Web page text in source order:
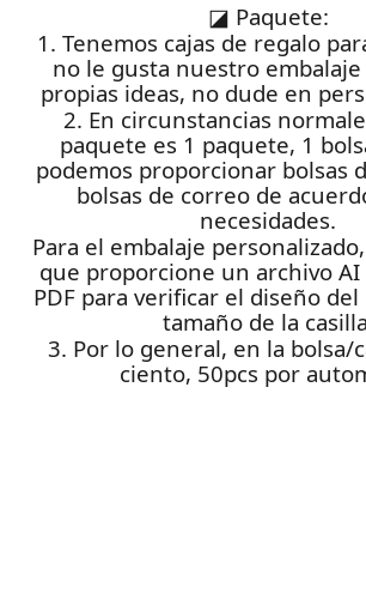
◪ Paquete:
1. Tenemos cajas de regalo
no le gusta nuestro
propias ideas, no dude en
2. En circunstancias
paquete es 1 paquete, 1
podemos proporcionar bolsas
bolsas de correo de
necesidades.
Para el embalaje
que proporcione un archivo
PDF para verificar el diseño
tamaño de la
3. Por lo general, en la bolsa/
ciento, 50pcs por